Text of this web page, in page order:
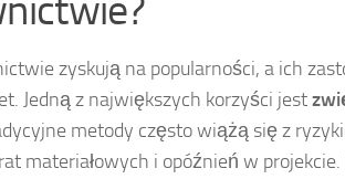
zyskują na popularności, a ich
Jedną z największych korzyści jest
metody często wiążą się z
materiałowych i opóźnień w